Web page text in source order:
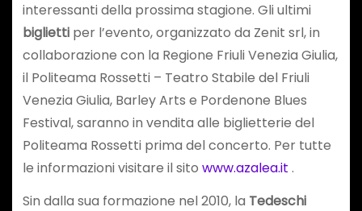
interessanti della prossima stagione. Gli ultimi
biglietti per l’evento, organizzato da Zenit srl, in
collaborazione con la Regione Friuli Venezia Giulia,
il Politeama Rossetti – Teatro Stabile del Friuli
Venezia Giulia, Barley Arts e Pordenone Blues
Festival, saranno in vendita alle biglietterie del
Politeama Rossetti prima del concerto. Per tutte
le informazioni visitare il sito www.azalea.it .
Sin dalla sua formazione nel 2010, la Tedeschi